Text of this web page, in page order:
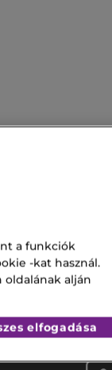
Nomade 50 Ml
a funkciók
-kat használ.
alján
elfogadása